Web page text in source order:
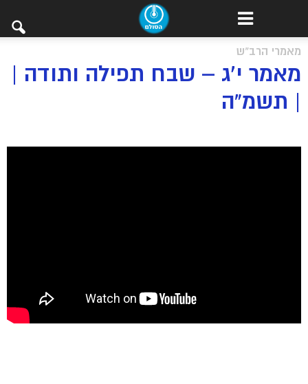
מאמרי הרב"ש
מאמר י’ג – שבח תפילה ותודה |
| תשמ”ה